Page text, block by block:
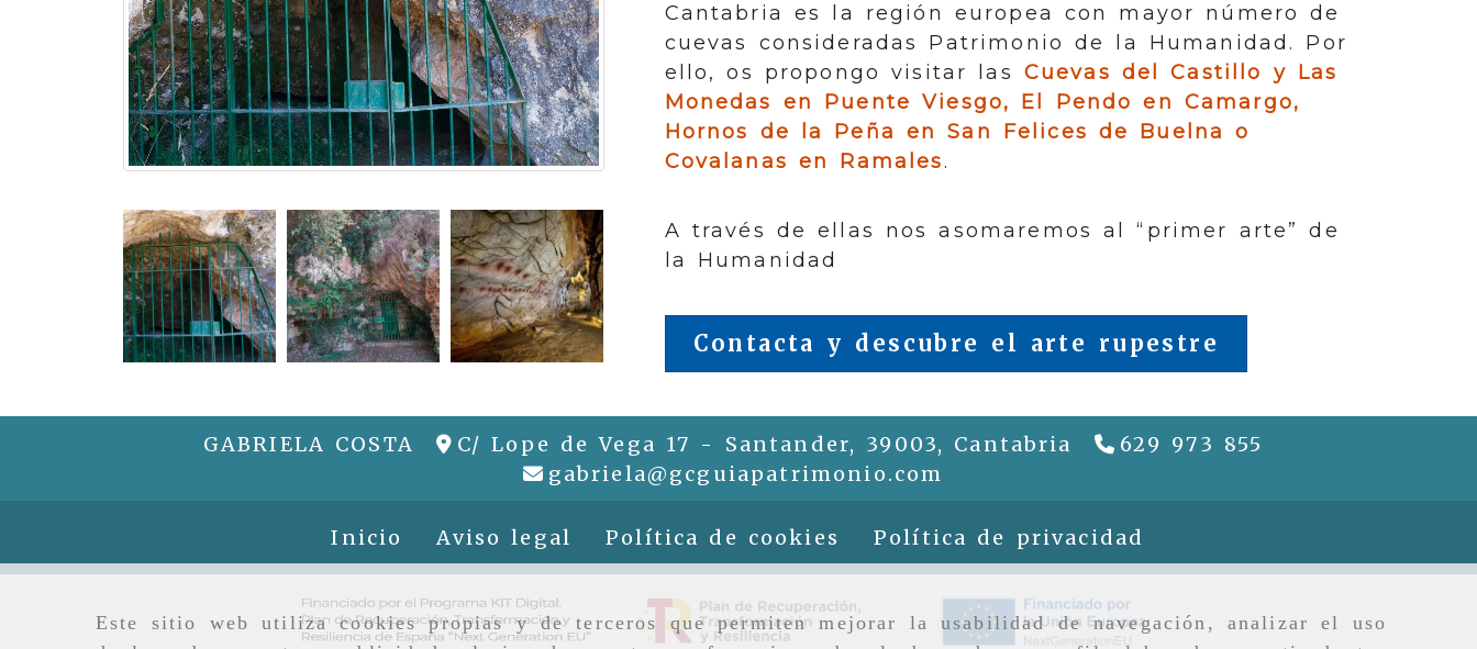
Este sitio web utiliza cookies propias y de terceros que permiten mejorar la usabilidad de navegación, analizar el uso
Cantabria es la región europea con mayor número de
cuevas consideradas Patrimonio de la Humanidad. Por
ello, os propongo visitar las Cuevas del Castillo y Las
Monedas en Puente Viesgo, El Pendo en Camargo,
Hornos de la Peña en San Felices de Buelna o
Covalanas en Ramales.
A través de ellas nos asomaremos al “primer arte” de
la Humanidad
Contacta y descubre el arte rupestre
GABRIELA COSTA C/ Lope de Vega 17 - Santander, 39003, Cantabria
629 973 855
gabriela
gcguiapatrimonio.com
Inicio Aviso legal Política de cookies Política de privacidad